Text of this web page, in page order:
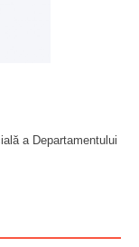
a Departamentului